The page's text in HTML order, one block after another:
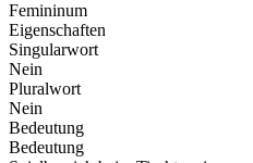
Femininum
Eigenschaften
Singularwort
Nein
Pluralwort
Nein
Bedeutung
Bedeutung